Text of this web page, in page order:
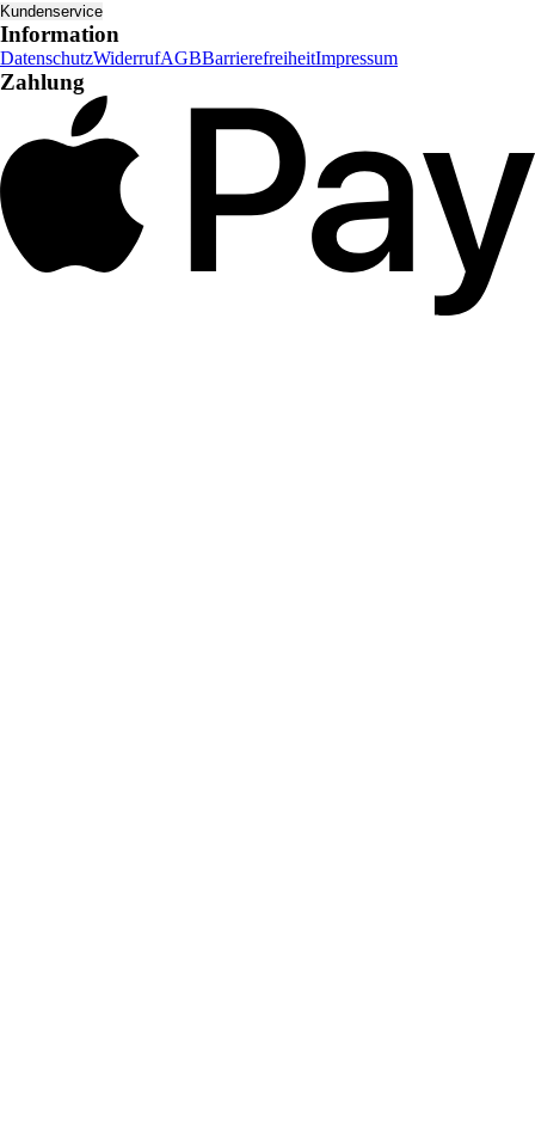
Kundenservice
Information
DatenschutzWiderrufAGBBarrierefreiheitImpressum
Zahlung